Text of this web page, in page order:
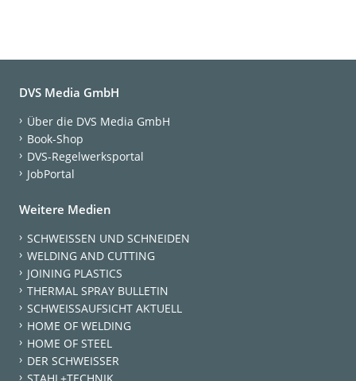
DVS Media GmbH
Über die DVS Media GmbH
Book-Shop
DVS-Regelwerksportal
JobPortal
Weitere Medien
SCHWEISSEN UND SCHNEIDEN
WELDING AND CUTTING
JOINING PLASTICS
THERMAL SPRAY BULLETIN
SCHWEISSAUFSICHT AKTUELL
HOME OF WELDING
HOME OF STEEL
DER SCHWEISSER